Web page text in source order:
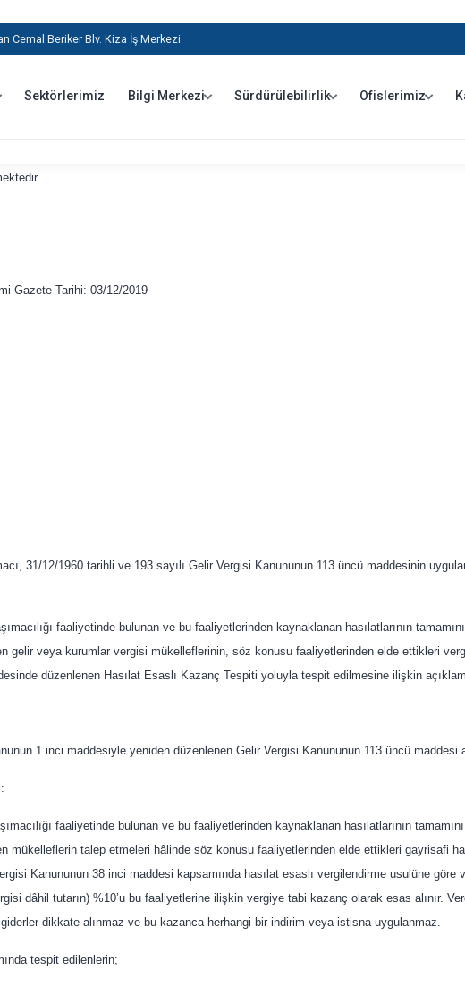
Cemal Beriker Blv. Kiza İş Merkezi
Sektörlerimiz Bilgi Merkezi Sürdürülebilirlik Ofislerimiz
Gazete’ de yayımlanan Gelir Vergisi Genel Tebliği (Sıra No:309) ile ; “Hasılat
Gazete Tarihi: 03/12/2019
31/12/1960 tarihli ve 193 sayılı Gelir Vergisi Kanununun 113 üncü maddesinin
faaliyetinde bulunan ve bu faaliyetlerinden kaynaklanan hasılatlarının
gelir veya kurumlar vergisi mükelleflerinin, söz konusu faaliyetlerinden elde ettikleri
düzenlenen Hasılat Esaslı Kazanç Tespiti yoluyla tespit edilmesine ilişkin
1 inci maddesiyle yeniden düzenlenen Gelir Vergisi Kanununun 113 üncü maddesi
faaliyetinde bulunan ve bu faaliyetlerinden kaynaklanan hasılatlarının
mükelleflerin talep etmeleri hâlinde söz konusu faaliyetlerinden elde ettikleri gayrisafi
Kanununun 38 inci maddesi kapsamında hasılat esaslı vergilendirme usulüne göre
dâhil tutarın) %10’u bu faaliyetlerine ilişkin vergiye tabi kazanç olarak esas alınır.
dikkate alınmaz ve bu kazanca herhangi bir indirim veya istisna uygulanmaz.
tespit edilenlerin;